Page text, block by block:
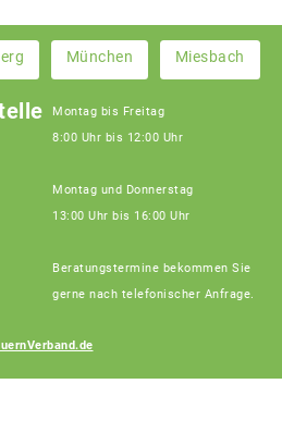
München Miesbach
Montag bis Freitag
8:00 Uhr bis 12:00 Uhr
Montag und Donnerstag
13:00 Uhr bis 16:00 Uhr
Beratungstermine bekommen Sie
gerne nach telefonischer Anfrage.